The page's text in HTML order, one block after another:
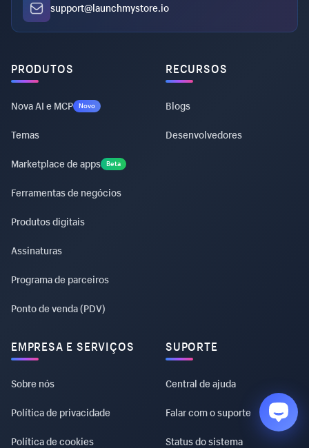
support@launchmystore.io
PRODUTOS
Nova AI e MCP Novo
Temas
Marketplace de apps Beta
Ferramentas de negócios
Produtos digitais
Assinaturas
Programa de parceiros
Ponto de venda (PDV)
RECURSOS
Blogs
Desenvolvedores
EMPRESA E SERVIÇOS
Sobre nós
Política de privacidade
Política de cookies
SUPORTE
Central de ajuda
Falar com o suporte
Status do sistema